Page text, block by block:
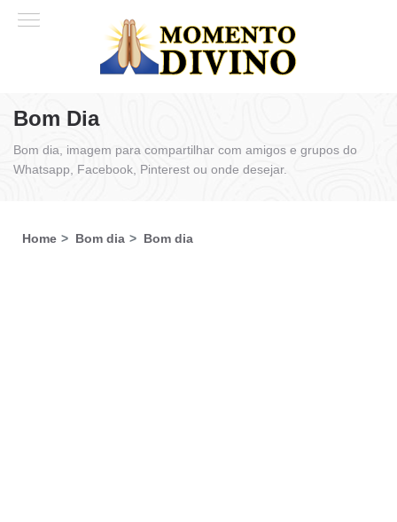
Bom Dia
Bom dia, imagem para compartilhar com amigos e grupos do
Whatsapp, Facebook, Pinterest ou onde desejar.
Home Bom dia Bom dia